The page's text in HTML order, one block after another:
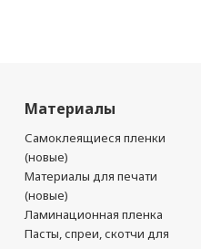
Материалы
Самоклеящиеся пленки
(новые)
Материалы для печати
(новые)
Ламинационная пленка
Пасты, спреи, скотчи для